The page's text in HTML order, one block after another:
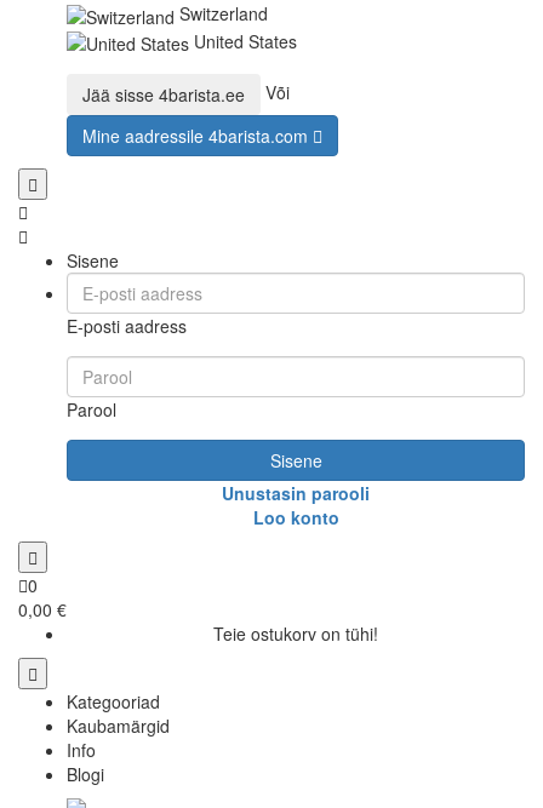
Switzerland
United States
Jää sisse 4barista.ee
Või
Mine aadressile 4barista.com
Sisene
E-posti aadress
Parool
Sisene
Unustasin parooli
Loo konto
0
0,00 €
Teie ostukorv on tühi!
Kategooriad
Kaubamärgid
Info
Blogi